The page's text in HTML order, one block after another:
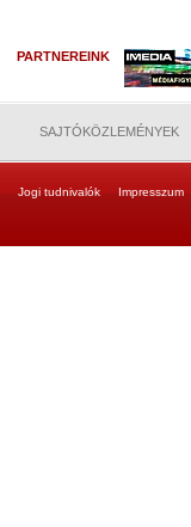
PARTNEREINK
SAJTÓKÖZLEMÉNYEK
Jogi tudnivalók Impresszum